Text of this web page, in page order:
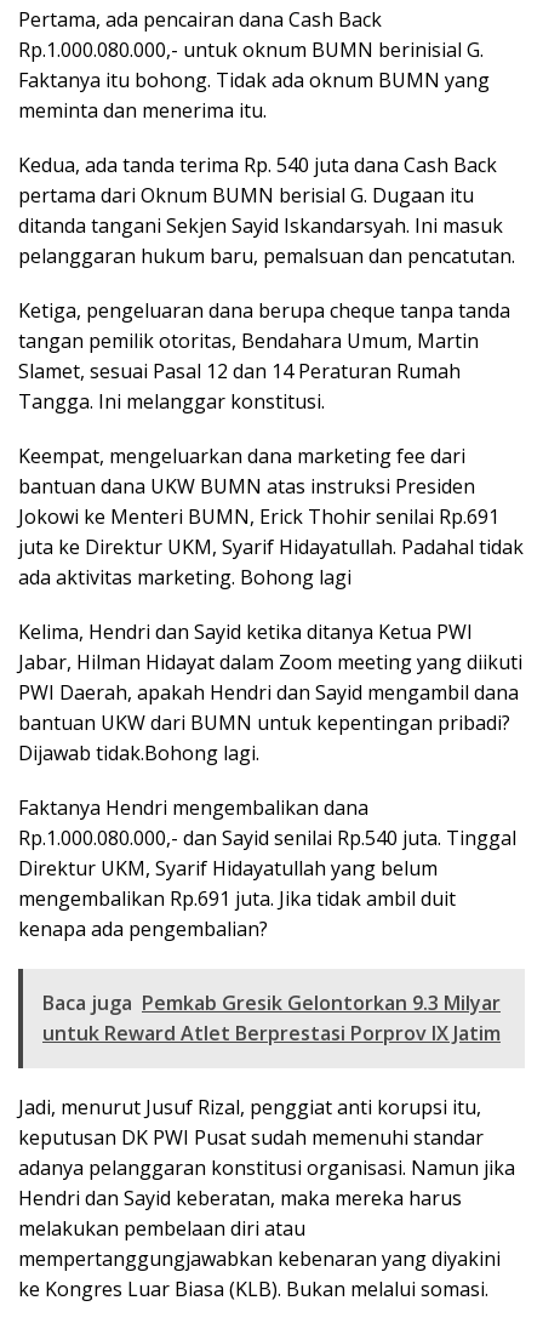
Pertama, ada pencairan dana Cash Back
Rp.1.000.080.000,- untuk oknum BUMN berinisial G.
Faktanya itu bohong. Tidak ada oknum BUMN yang
meminta dan menerima itu.
Kedua, ada tanda terima Rp. 540 juta dana Cash Back
pertama dari Oknum BUMN berisial G. Dugaan itu
ditanda tangani Sekjen Sayid Iskandarsyah. Ini masuk
pelanggaran hukum baru, pemalsuan dan pencatutan.
Ketiga, pengeluaran dana berupa cheque tanpa tanda
tangan pemilik otoritas, Bendahara Umum, Martin
Slamet, sesuai Pasal 12 dan 14 Peraturan Rumah
Tangga. Ini melanggar konstitusi.
Keempat, mengeluarkan dana marketing fee dari
bantuan dana UKW BUMN atas instruksi Presiden
Jokowi ke Menteri BUMN, Erick Thohir senilai Rp.691
juta ke Direktur UKM, Syarif Hidayatullah. Padahal tidak
ada aktivitas marketing. Bohong lagi
Kelima, Hendri dan Sayid ketika ditanya Ketua PWI
Jabar, Hilman Hidayat dalam Zoom meeting yang diikuti
PWI Daerah, apakah Hendri dan Sayid mengambil dana
bantuan UKW dari BUMN untuk kepentingan pribadi?
Dijawab tidak.Bohong lagi.
Faktanya Hendri mengembalikan dana
Rp.1.000.080.000,- dan Sayid senilai Rp.540 juta. Tinggal
Direktur UKM, Syarif Hidayatullah yang belum
mengembalikan Rp.691 juta. Jika tidak ambil duit
kenapa ada pengembalian?
Baca juga Pemkab Gresik Gelontorkan 9.3 Milyar
untuk Reward Atlet Berprestasi Porprov IX Jatim
Jadi, menurut Jusuf Rizal, penggiat anti korupsi itu,
keputusan DK PWI Pusat sudah memenuhi standar
adanya pelanggaran konstitusi organisasi. Namun jika
Hendri dan Sayid keberatan, maka mereka harus
melakukan pembelaan diri atau
mempertanggungjawabkan kebenaran yang diyakini
ke Kongres Luar Biasa (KLB). Bukan melalui somasi.